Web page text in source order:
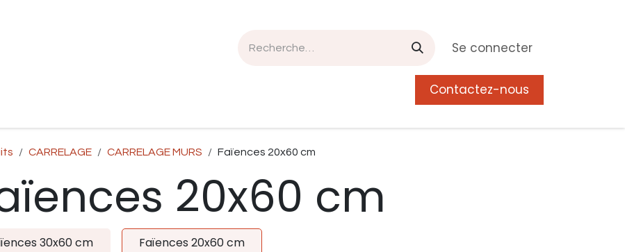
Se connecter
Postes
0
Contactez-nous
CARRELAGE CARRELAGE MURS Faïences 20x60 cm
20x60 cm
30x60 cm Faïences 20x60 cm